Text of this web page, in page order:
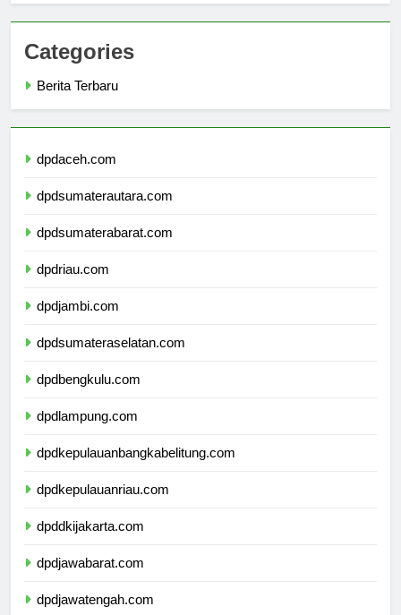
Categories
Berita Terbaru
dpdaceh.com
dpdsumaterautara.com
dpdsumaterabarat.com
dpdriau.com
dpdjambi.com
dpdsumateraselatan.com
dpdbengkulu.com
dpdlampung.com
dpdkepulauanbangkabelitung.com
dpdkepulauanriau.com
dpddkijakarta.com
dpdjawabarat.com
dpdjawatengah.com